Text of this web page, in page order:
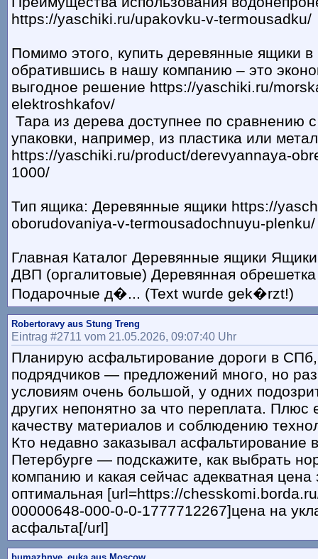
https://yaschiki.ru/upakovku-v-termousadku/
Помимо этого, купить деревянные ящики
обратившись в нашу компанию – это
выгодное решение https://yaschiki.ru/
elektroshkafov/
Тара из дерева доступнее по сравнению
упаковки, например, из пластика или
https://yaschiki.ru/product/derevyannaya-
1000/
Тип ящика: Деревянные ящики https://
oborudovaniya-v-termousadochnuyu-plenku/
Главная Каталог Деревянные ящики
ДВП (оргалитовые) Деревянная
Подарочные д�... (Text wurde gek�rzt!)
Robertoravy aus Stung Treng
Eintrag #2711 vom 21.05.2026, 09:07:40 Uhr
Планирую асфальтирование дороги в СПб,
подрядчиков — предложений много, но
условиям очень большой, у одних
других непонятно за что переплата. Плюс
качеству материалов и соблюдению
Кто недавно заказывал асфальтирование
Петербурге — подскажите, как выбрать
компанию и какая сейчас адекватная цена
оптимальная [url=https://
00000648-000-0-0-1777712267]цена на
асфальта[/url]